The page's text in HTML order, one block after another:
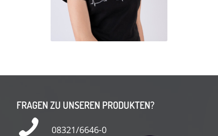
FRAGEN ZU UNSEREN PRODUKTEN?
08321/6646-0